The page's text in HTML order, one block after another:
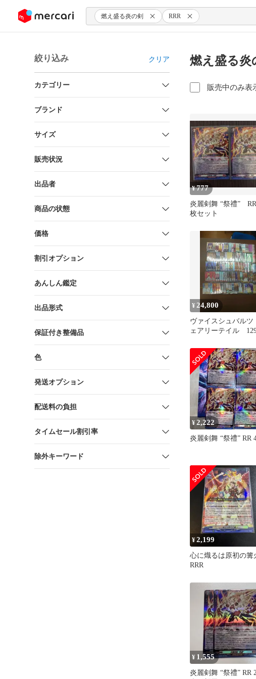
ツにスキップ 燃え盛る炎の剣 RRR
絞り込み クリア
カテゴリー
ブランド
サイズ
販売状況
出品者
商品の状態
価格
割引オプション
あんしん鑑定
出品形式
保証付き整備品
色
発送オプション
配送料の負担
タイムセール割引率
除外キーワード
燃え盛る
販売中のみ表
¥777
炎麗剣舞 “祭禮”
枚セット
¥ 24,800
ヴァイスシュバル
ェアリーテイル
¥2,222
炎麗剣舞 “祭禮” RR
¥2,199
心に熾るは原初の篝
RRR
¥ 1,555
炎麗剣舞 “祭禮” RR